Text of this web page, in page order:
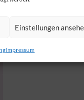
Einstellungen
Impressum